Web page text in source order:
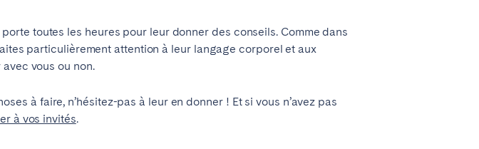
toutes les heures pour leur donner des conseils. Comme dans
particulièrement attention à leur langage corporel et aux
vous ou non.
à faire, n’hésitez-pas à leur en donner ! Et si vous n’avez pas
à vos invités.
Contactez-nous